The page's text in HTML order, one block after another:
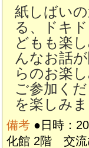
紙しばい
る、ドキ
どもも楽
んなお話
らのお楽
ご参加く
を楽しみま
備考 ●日時：
化館 2階 交流